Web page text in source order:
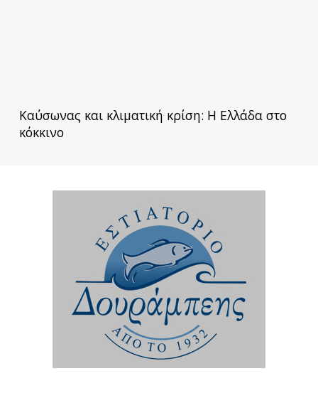
Καύσωνας και κλιματική κρίση: Η Ελλάδα στο
κόκκινο